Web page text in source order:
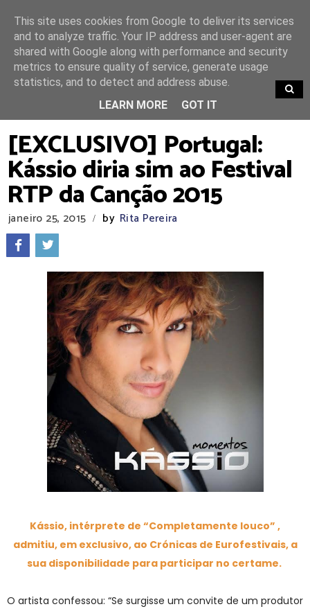
TRENDING
[EXCLUSIVO] Portugal:
Kássio diria sim ao Festival
RTP da Canção 2015
janeiro 25, 2015 / by Rita Pereira
Kássio, intérprete de “Completamente louco” ,
admitiu, em exclusivo, ao Crónicas de Eurofestivais, a
sua disponibilidade para participar no certame.
O artista confessou: “Se surgisse um convite de um produtor
This site uses cookies from Google to deliver its services
and to analyze traffic. Your IP address and user-agent are
shared with Google along with performance and security
metrics to ensure quality of service, generate usage
statistics, and to detect and address abuse.
LEARN MORE
GOT IT